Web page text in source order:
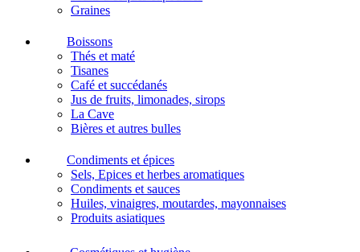
Graines
Boissons
Thés et maté
Tisanes
Café et succédanés
Jus de fruits, limonades, sirops
La Cave
Bières et autres bulles
Condiments et épices
Sels, Epices et herbes aromatiques
Condiments et sauces
Huiles, vinaigres, moutardes, mayonnaises
Produits asiatiques